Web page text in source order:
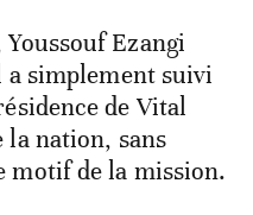
Ezangi
a simplement suivi
de Vital
la nation, sans
motif de la mission.